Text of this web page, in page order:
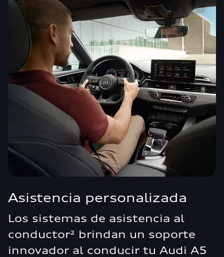
Asistencia personalizada
Los sistemas de asistencia al
conductor² brindan un soporte
innovador al conducir tu Audi A5